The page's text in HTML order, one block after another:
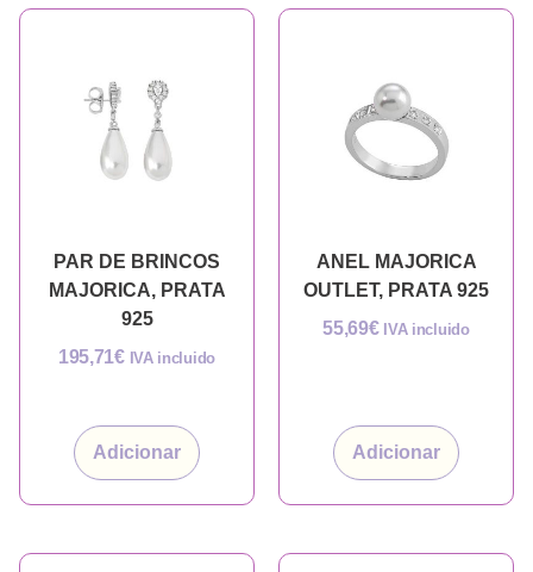
PAR DE BRINCOS
MAJORICA, PRATA
925
195,71€ IVA incluido
Adicionar
ANEL MAJORICA
OUTLET, PRATA 925
55,69€ IVA incluido
Adicionar